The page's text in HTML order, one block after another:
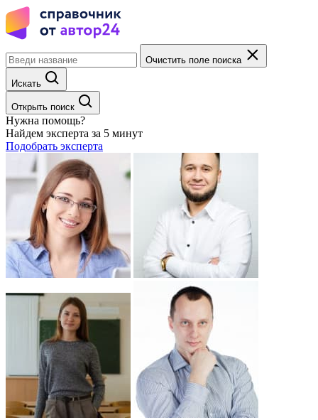
Очистить поле поиска
Искать
Открыть поиск
Нужна помощь?
Найдем эксперта за 5 минут
Подобрать эксперта